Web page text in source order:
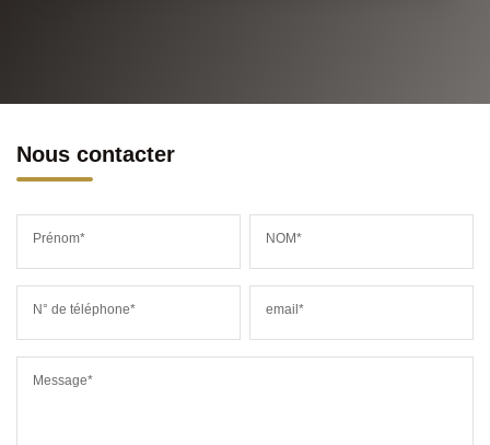
Nous contacter
Prénom* NOM*
N° de téléphone* email*
Message*